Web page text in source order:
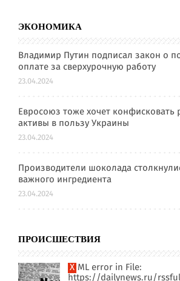
ЭКОНОМИКА
Владимир Путин подписал закон о
оплате за сверхурочную работу
23.04.2024
Евросоюз тоже хочет конфисковать
активы в пользу Украины
23.04.2024
Производители шоколада
важного ингредиента
23.04.2024
ПРОИСШЕСТВИЯ
XML error in File: